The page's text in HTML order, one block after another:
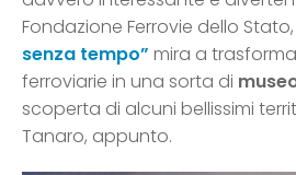
Fondazione Ferrovie dello
senza tempo” mira a
ferroviarie in una sorta di
scoperta di alcuni bellissimi
Tanaro, appunto.